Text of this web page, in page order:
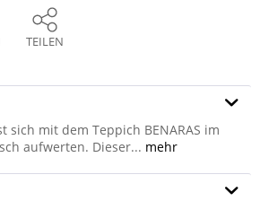
TEILEN
sich mit dem Teppich BENARAS im
aufwerten. Dieser... mehr